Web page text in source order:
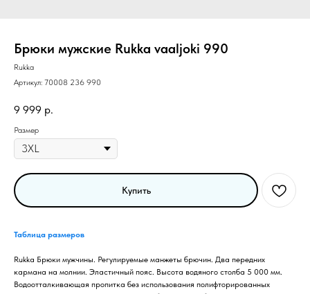
Брюки мужские Rukka vaaljoki 990
Rukka
Артикул: 70008 236 990
9 999 р.
Размер
Купить
Таблица размеров
Rukka Брюки мужчины. Регулируемые манжеты брючин. Два передних
кармана на молнии. Эластичный пояс. Высота водяного столба 5 000 мм.
Водоотталкивающая пропитка без использования полифторированных